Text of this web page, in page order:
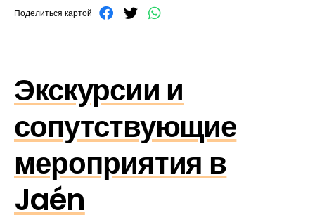
Поделиться картой
Экскурсии и
сопутствующие
мероприятия в
Jaén